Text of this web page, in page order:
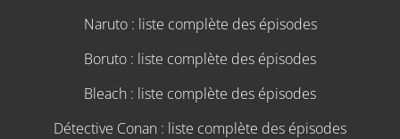
Naruto : liste complète des épisodes
Boruto : liste complète des épisodes
Bleach : liste complète des épisodes
Détective Conan : liste complète des épisodes